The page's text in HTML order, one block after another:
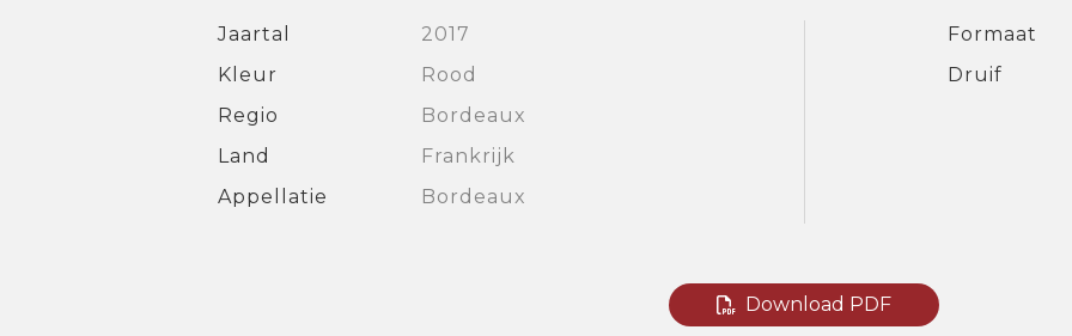
Jaartal
2017
Kleur
Rood
Regio
Bordeaux
Land
Frankrijk
Appellatie
Bordeaux
Formaat
Druif
Download PDF